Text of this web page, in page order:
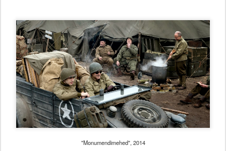
"Monumendimehed", 2014